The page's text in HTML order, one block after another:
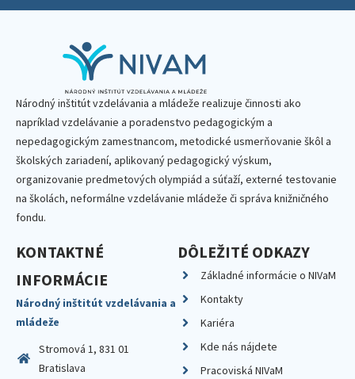
Národný inštitút vzdelávania a mládeže realizuje činnosti ako
napríklad vzdelávanie a poradenstvo pedagogickým a
nepedagogickým zamestnancom, metodické usmerňovanie škôl a
školských zariadení, aplikovaný pedagogický výskum,
organizovanie predmetových olympiád a súťaží, externé testovanie
na školách, neformálne vzdelávanie mládeže či správa knižničného
fondu.
KONTAKTNÉ
INFORMÁCIE
Národný inštitút vzdelávania a
mládeže
Stromová 1, 831 01
Bratislava
DÔLEŽITÉ ODKAZY
Základné informácie o NIVaM
Kontakty
Kariéra
Kde nás nájdete
Pracoviská NIVaM